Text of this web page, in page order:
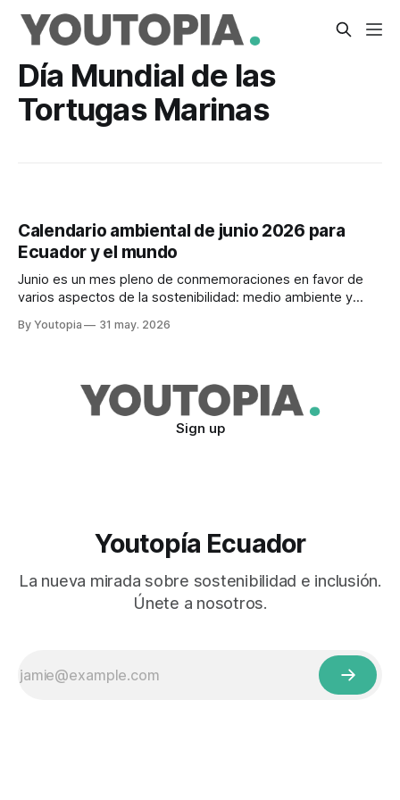
Día Mundial de las
Tortugas Marinas
Calendario ambiental de junio 2026 para
Ecuador y el mundo
Junio es un mes pleno de conmemoraciones en favor de
varios aspectos de la sostenibilidad: medio ambiente y
By Youtopia 31 may. 2026
Sign up
Youtopía Ecuador
La nueva mirada sobre sostenibilidad e inclusión.
Únete a nosotros.